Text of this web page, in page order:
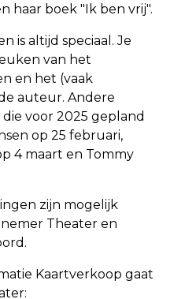
haar boek "Ik ben vrij".
is altijd speciaal. Je
van het
en het (vaak
auteur. Andere
voor 2025 gepland
op 25 februari,
4 maart en Tommy
zijn mogelijk
Theater en
Kaartverkoop gaat